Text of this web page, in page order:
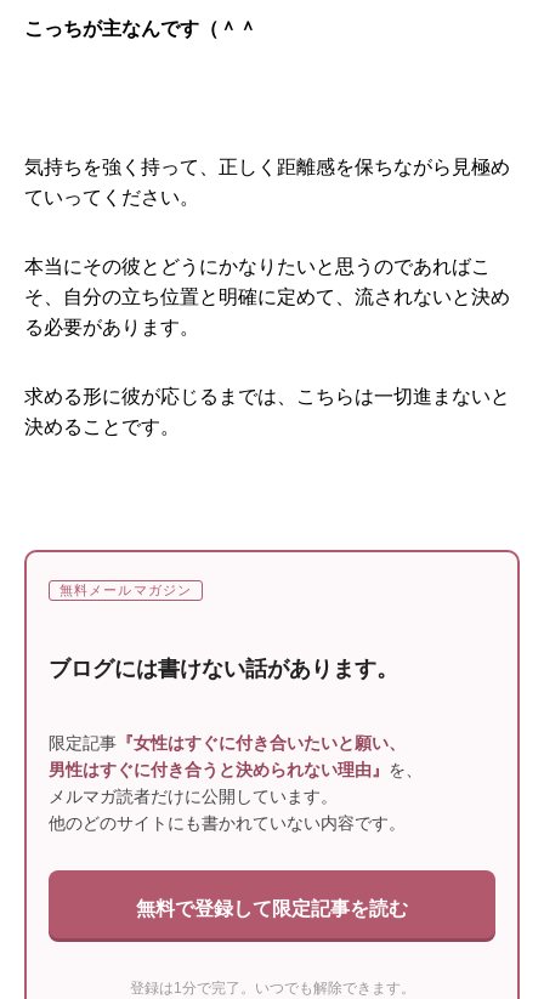
こっちが主なんです（＾＾
気持ちを強く持って、正しく距離感を保ちながら見極め
ていってください。
本当にその彼とどうにかなりたいと思うのであればこ
そ、自分の立ち位置と明確に定めて、流されないと決め
る必要があります。
求める形に彼が応じるまでは、こちらは一切進まないと
決めることです。
無料メールマガジン
ブログには書けない話があります。
限定記事 『女性はすぐに付き合いたいと願い、
男性はすぐに付き合うと決められない理由』 を、
メルマガ読者だけに公開しています。
他のどのサイトにも書かれていない内容です。
無料で登録して限定記事を読む
登録は1分で完了。いつでも解除できます。